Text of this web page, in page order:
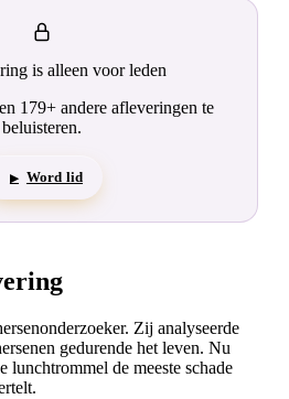
is alleen voor leden
179+ andere afleveringen te
beluisteren.
▶ Word lid
Zij analyseerde
gedurende het leven. Nu
de meeste schade